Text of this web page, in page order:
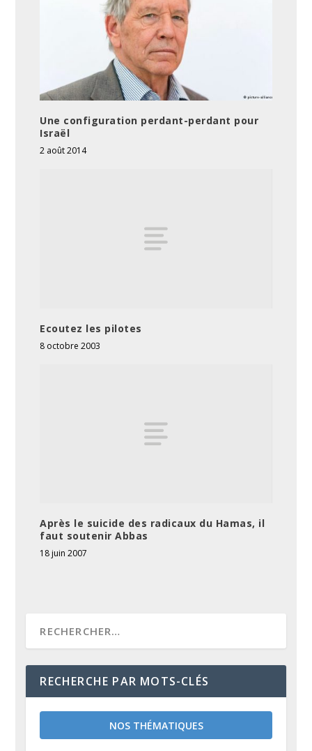
Une configuration perdant-perdant pour
Israël
2 août 2014
Ecoutez les pilotes
8 octobre 2003
Après le suicide des radicaux du Hamas, il
faut soutenir Abbas
18 juin 2007
RECHERCHE PAR MOTS-CLÉS
NOS THÉMATIQUES